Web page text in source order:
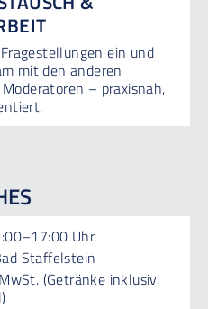
ein und
mit den anderen
– praxisnah,
Uhr
Staffelstein
(Getränke inklusiv,